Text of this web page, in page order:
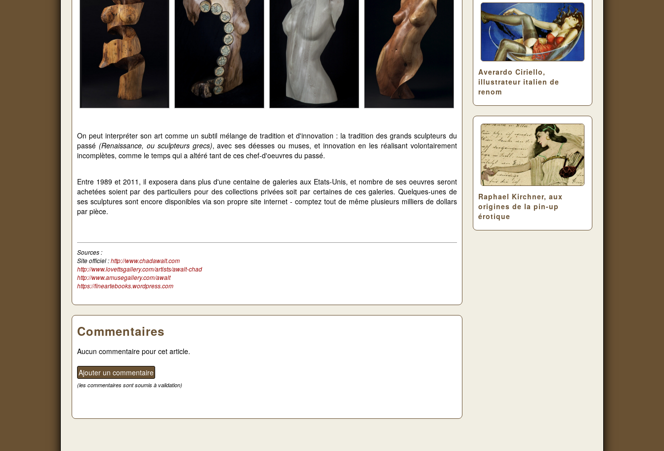
On peut interpréter son art comme un subtil mélange de tradition et d'innovation : la tradition des grands sculpteurs du
passé (Renaissance, ou sculpteurs grecs), avec ses déesses ou muses, et innovation en les réalisant volontairement
incomplètes, comme le temps qui a altéré tant de ces chef-d'oeuvres du passé.
Entre 1989 et 2011, il exposera dans plus d'une centaine de galeries aux Etats-Unis, et nombre de ses oeuvres seront
achetées soient par des particuliers pour des collections privées soit par certaines de ces galeries. Quelques-unes de
ses sculptures sont encore disponibles via son propre site internet - comptez tout de même plusieurs milliers de dollars
par pièce.
Sources :
Site officiel :http://www.chadawalt.com
http://www.lovettsgallery.com/artists/awalt-chad
http://www.amusegallery.com/awalt
https://fineartebooks.wordpress.com
Commentaires
Aucun commentaire pour cet article.
(les commentaires sont soumis à validation)
Averardo Ciriello,
illustrateur italien de
renom
Raphael Kirchner, aux
origines de la pin-up
érotique